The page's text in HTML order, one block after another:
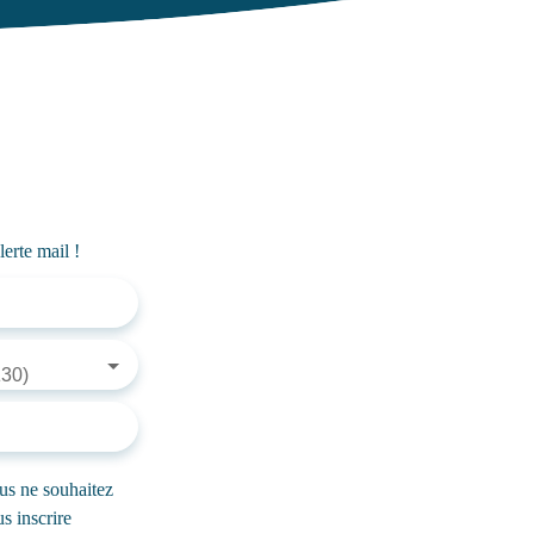
cellier fonctionnel et d’un garage de 24 m². À
moderne, chaleureuse et prête à accueillir votre
!Contactez MATT IMMO CONSEIL📞 06 07 57
85 42 / 02 99 70 26 97
mail !
ne souhaitez
inscrire